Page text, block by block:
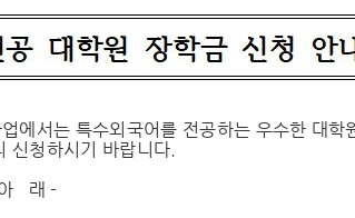
에서는 특수외국어를 전공하는 우수한 대학
신청하시기 바랍니다.
-